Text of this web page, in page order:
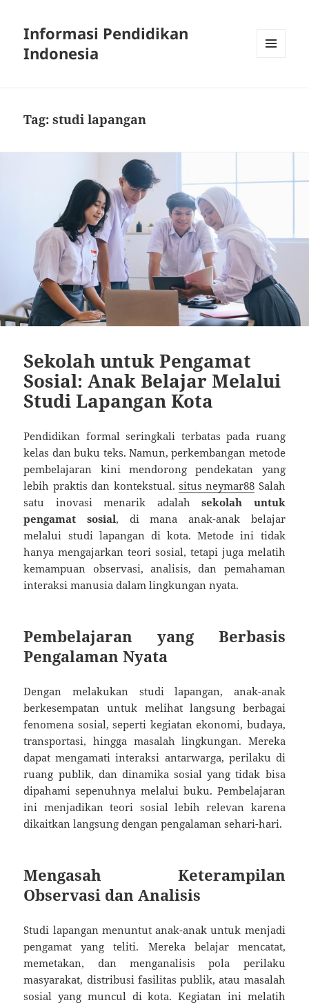
Informasi Pendidikan
Indonesia
Tag:studi lapangan
Sekolah untuk Pengamat
Sosial: Anak Belajar Melalui
Studi Lapangan Kota
Pendidikan formal seringkali terbatas pada ruang
kelas dan buku teks. Namun, perkembangan metode
pembelajaran kini mendorong pendekatan yang
lebih praktis dan kontekstual. situs neymar88 Salah
satu inovasi menarik adalahsekolah untuk
pengamat sosial, di mana anak-anak belajar
melalui studi lapangan di kota. Metode ini tidak
hanya mengajarkan teori sosial, tetapi juga melatih
kemampuan observasi, analisis, dan pemahaman
interaksi manusia dalam lingkungan nyata.
Pembelajaran yang Berbasis
Pengalaman Nyata
Dengan melakukan studi lapangan, anak-anak
berkesempatan untuk melihat langsung berbagai
fenomena sosial, seperti kegiatan ekonomi, budaya,
transportasi, hingga masalah lingkungan. Mereka
dapat mengamati interaksi antarwarga, perilaku di
ruang publik, dan dinamika sosial yang tidak bisa
dipahami sepenuhnya melalui buku. Pembelajaran
ini menjadikan teori sosial lebih relevan karena
dikaitkan langsung dengan pengalaman sehari-hari.
Mengasah Keterampilan
Observasi dan Analisis
Studi lapangan menuntut anak-anak untuk menjadi
pengamat yang teliti. Mereka belajar mencatat,
memetakan, dan menganalisis pola perilaku
masyarakat, distribusi fasilitas publik, atau masalah
sosial yang muncul di kota. Kegiatan ini melatih